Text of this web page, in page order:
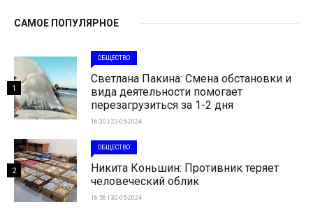
САМОЕ ПОПУЛЯРНОЕ
ОБЩЕСТВО
Светлана Пакина: Смена обстановки и
вида деятельности помогает
перезагрузиться за 1-2 дня
16:30 | 23-05-2024
1
ОБЩЕСТВО
Никита Коньшин: Противник теряет
человеческий облик
16:56 | 30-05-2024
2